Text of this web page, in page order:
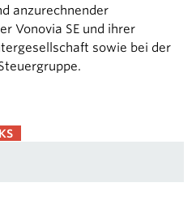
anzurechnender
Vonovia SE und ihrer
sowie bei der